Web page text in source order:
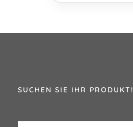
SUCHEN SIE IHR PRODUKT!